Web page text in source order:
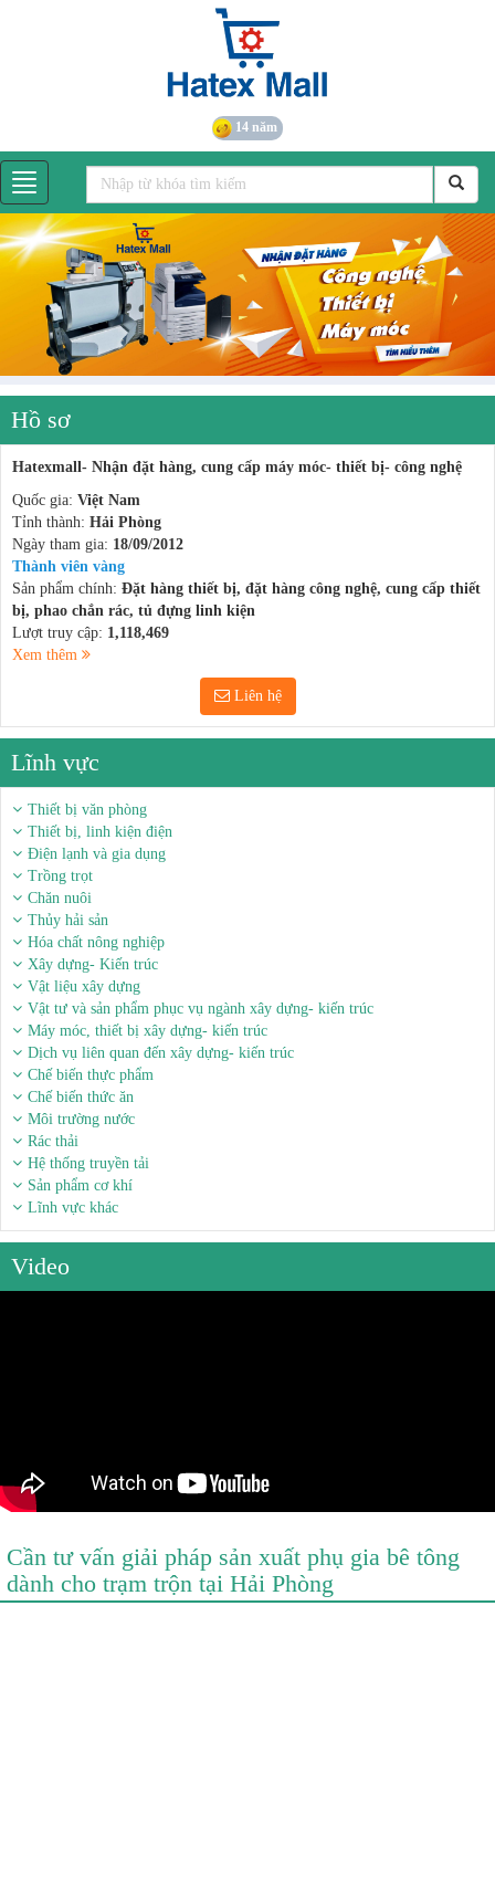
14 năm
Hồ sơ
Hatexmall- Nhận đặt hàng, cung cấp máy móc- thiết bị- công nghệ
Quốc gia: Việt Nam
Tỉnh thành: Hải Phòng
Ngày tham gia: 18/09/2012
Thành viên vàng
Sản phẩm chính: Đặt hàng thiết bị, đặt hàng công nghệ, cung cấp thiết
bị, phao chắn rác, tủ đựng linh kiện
Lượt truy cập: 1,118,469
Xem thêm
Liên hệ
Lĩnh vực
Thiết bị văn phòng
Thiết bị, linh kiện điện
Điện lạnh và gia dụng
Trồng trọt
Chăn nuôi
Thủy hải sản
Hóa chất nông nghiệp
Xây dựng- Kiến trúc
Vật liệu xây dựng
Vật tư và sản phẩm phục vụ ngành xây dựng- kiến trúc
Máy móc, thiết bị xây dựng- kiến trúc
Dịch vụ liên quan đến xây dựng- kiến trúc
Chế biến thực phẩm
Chế biến thức ăn
Môi trường nước
Rác thải
Hệ thống truyền tải
Sản phẩm cơ khí
Lĩnh vực khác
Video
Cần tư vấn giải pháp sản xuất phụ gia bê tông
dành cho trạm trộn tại Hải Phòng